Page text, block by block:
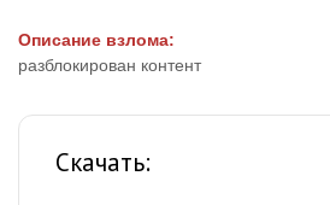
Описание взлома:
разблокирован контент
Скачать: